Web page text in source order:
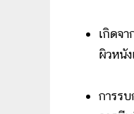
เกิดจ
ผิวหนั
การร